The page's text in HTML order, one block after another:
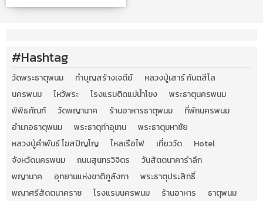
#Hashtag
วัดพระธาตุพนม ทำบุญสร้างเจดีย์
หลวงปู่เสาร์ กันตสีโล
นครพนม
ไหว้พระ โรงแรมติดแม่น้ำโขง
พระธาตุนครพนม
พิพิธภัณฑ์
วัดพญานาค ร้านอาหารธาตุพนม
ที่พักนครพนม
อำเภอธาตุพนม
พระธาตุท่าอุเทน
พระธาตุมหาชัย
หลวงปู่คำพันธ์ โฆสปัญโญ
ไหลเรือไฟ เที่ยววัด
Hotel
จังหวัดนครพนม
ถนนสุนทรวิจิตร
วันสัตตนาคารำลึก
พญานาค
อุทยานแห่งชาติภูลังกา
พระธาตุประสิทธิ์
พญาศรีสัตตนาคราช
โรงแรมนครพนม ร้านอาหาร
ธาตุพนม